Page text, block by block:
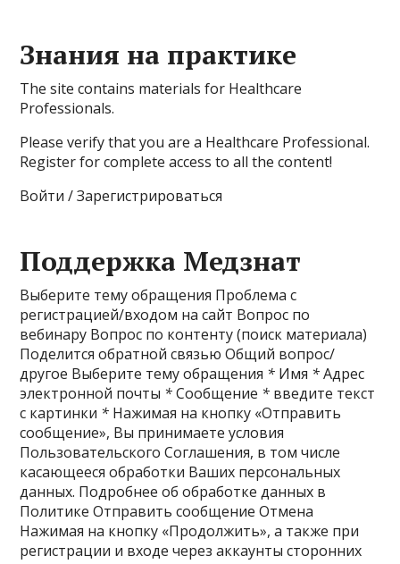
Знания на практике
The site contains materials for Healthcare
Professionals.
Please verify that you are a Healthcare Professional.
Register for complete access to all the content!
Войти / Зарегистрироваться
Поддержка Медзнат
Выберите тему обращения Проблема с
регистрацией/входом на сайт Вопрос по
вебинару Вопрос по контенту (поиск материала)
Поделится обратной связью Общий вопрос/
другое Выберите тему обращения * Имя *Адрес
электронной почты *Сообщение * введите текст
с картинки * Нажимая на кнопку «Отправить
сообщение», Вы принимаете условия
Пользовательского Соглашения, в том числе
касающееся обработки Ваших персональных
данных. Подробнее об обработке данных в
Политике Отправить сообщение Отмена
Нажимая на кнопку «Продолжить», а также при
регистрации и входе через аккаунты сторонних